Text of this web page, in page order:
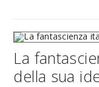
La
della sua